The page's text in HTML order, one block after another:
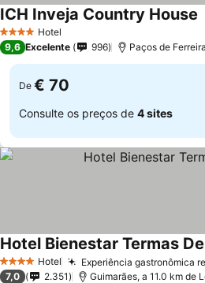
4 EstrelasHotel
ICH Inveja Country House
9,6 Excelente 996 Paços de
De € 70
Consulte os preços de 4 sites
4 EstrelasHotel Experiência gastronômica
Hotel Bienestar Termas
7,0 2.351 Guimarães, a 11.0 km de